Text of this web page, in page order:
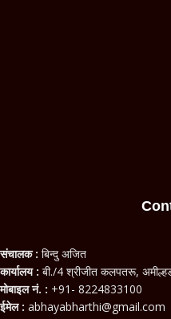
संचालक : बिन्दु अजित
कार्यालय : बी./4 श्रीजीत कलपतरू,
मोबाइल नं. : +91- 8224833100
ईमेल : abhayabharthi@gmail.com